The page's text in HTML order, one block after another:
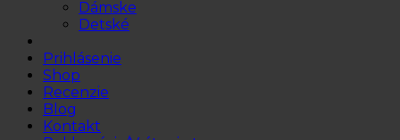
Dámske
Detské
Prihlásenie
Shop
Recenzie
Blog
Kontakt